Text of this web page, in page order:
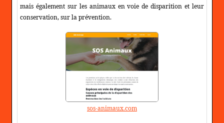
mais également sur les animaux en voie de disparition et leur
conservation, sur la prévention.
sos-animaux.com